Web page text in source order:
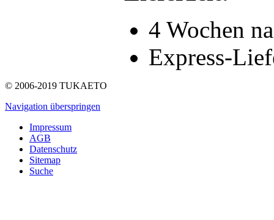
4 Wochen
Express-
© 2006-2019 TUKAETO
Navigation überspringen
Impressum
AGB
Datenschutz
Sitemap
Suche